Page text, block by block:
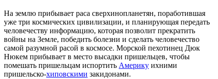
На землю прибывает раса сверхинопланетян, поработившая
уже три космических цивилизации, и планирующая передать
человечеству информацию, которая позволит прекратить
войны на Земле, победить болезни и сделать человечество
самой разумной расой в космосе. Морской пехотинец Дюк
Нюкем прибывает в место высадки пришельцев, чтобы
помешать пришельцам испортить Америку ихними
пришельско-хиповскими закидонами.